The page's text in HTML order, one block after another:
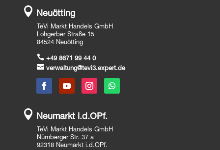
 Neuötting
TeVi Markt Handels GmbH
Lohgerber Straße 15
84524 Neuötting
 +49 8671 99 44 0
 verwaltung@tevi3.expert.de
 Neumarkt i.d.OPf.
TeVi Markt Handels GmbH
Nürnberger Str. 37 a
92318 Neumarkt i.d.OPf.